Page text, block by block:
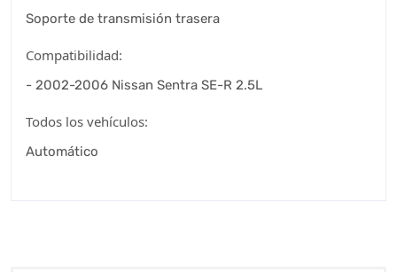
Soporte de transmisión trasera
Compatibilidad:
- 2002-2006 Nissan Sentra SE-R 2.5L
Todos los vehículos:
Automático